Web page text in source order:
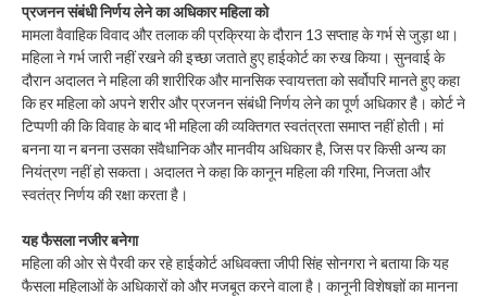
प्रजनन संबंधी निर्णय लेने का अधिकार महिला को
मामला वैवाहिक विवाद और तलाक की प्रक्रिया के दौरान 13 सप्ताह के गर्भ से जुड़ा था।
महिला ने गर्भ जारी नहीं रखने की इच्छा जताते हुए हाईकोर्ट का रुख किया। सुनवाई के
दौरान अदालत ने महिला की शारीरिक और मानसिक स्वायत्तता को सर्वोपरि मानते हुए कहा
कि हर महिला को अपने शरीर और प्रजनन संबंधी निर्णय लेने का पूर्ण अधिकार है। कोर्ट ने
टिप्पणी की कि विवाह के बाद भी महिला की व्यक्तिगत स्वतंत्रता समाप्त नहीं होती। मां
बनना या न बनना उसका संवैधानिक और मानवीय अधिकार है, जिस पर किसी अन्य का
नियंत्रण नहीं हो सकता। अदालत ने कहा कि कानून महिला की गरिमा, निजता और
स्वतंत्र निर्णय की रक्षा करता है।
यह फैसला नजीर बनेगा
महिला की ओर से पैरवी कर रहे हाईकोर्ट अधिवक्ता जीपी सिंह सोनगरा ने बताया कि यह
फैसला महिलाओं के अधिकारों को और मजबूत करने वाला है। कानूनी विशेषज्ञों का मानना